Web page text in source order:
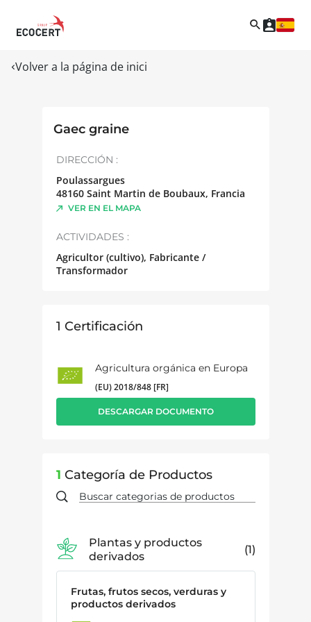
Volver a la página de inici
Gaec graine
DIRECCIÓN :
Poulassargues
48160 Saint Martin de Boubaux, Francia
VER EN EL MAPA
ACTIVIDADES :
Agricultor (cultivo), Fabricante /
Transformador
1 Certificación
Agricultura orgánica en Europa
(EU) 2018/848 [FR]
DESCARGAR DOCUMENTO
1 Categoría de Productos
Plantas y productos
derivados
1
Frutas, frutos secos, verduras y
productos derivados